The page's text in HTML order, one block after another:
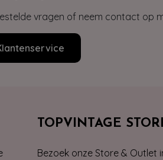
vragen of neem contact op
TOPVINTAGE
Bezoek onze Store & Outlet